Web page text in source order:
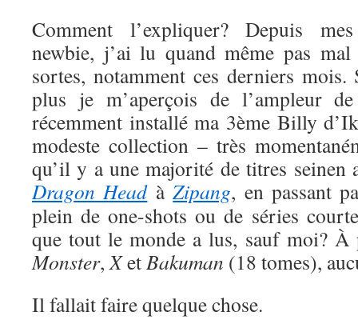
Comment l’expliquer? Depuis
newbie, j’ai lu quand même pas
sortes, notamment ces derniers
plus je m’aperçois de l’ampleur
récemment installé ma 3ème Billy
modeste collection – très
qu’il y a une majorité de titres seinen
Dragon HeadàZipang, en passant
plein de one-shots ou de séries
que tout le monde a lus, sauf moi?
Monster,XetBakuman (18 tomes),
Il fallait faire quelque chose.